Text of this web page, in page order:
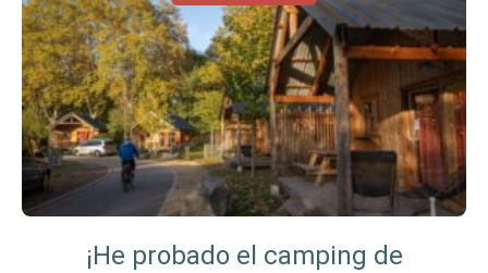
¡He probado el camping de